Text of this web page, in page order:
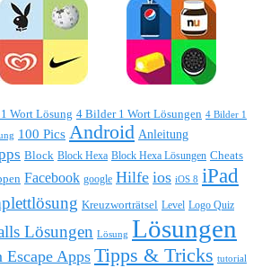
Wort Lösung 4 Bilder 1 Wort Lösungen 4 Bilder 1
100 Pics Android Anleitung
Block Block Hexa Block Hexa Lösungen Cheats
Facebook google Hilfe ios iOS 8 iPad
Kreuzworträtsel Level Logo Quiz
Lösungen Lösung Lösungen
Escape Apps Tipps & Tricks tutorial